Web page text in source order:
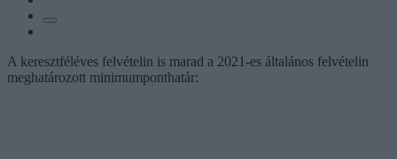
A keresztféléves felvételin is marad a 2021-es általános felvételin
meghatározott minimumponthatár: